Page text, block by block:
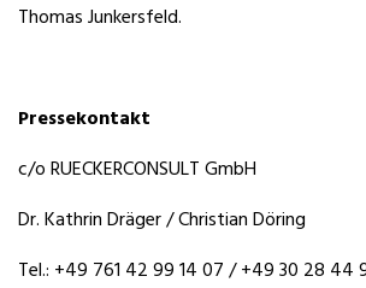
Thomas Junkersfeld.
Pressekontakt
c/o RUECKERCONSULT GmbH
Dr. Kathrin Dräger / Christian Döring
Tel.: +49 761 42 99 14 07 / +49 30 28 44